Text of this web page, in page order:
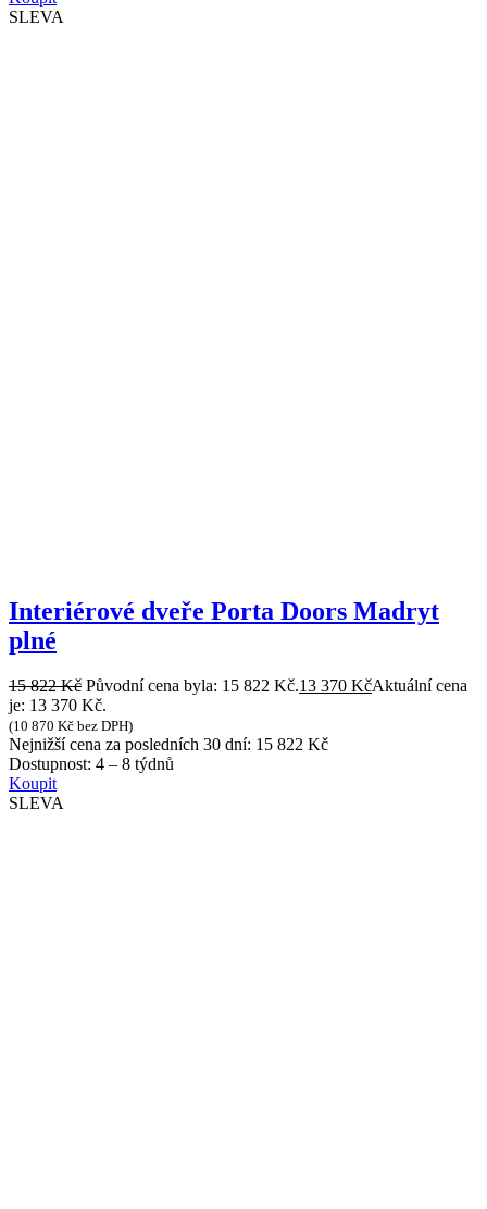
SLEVA
Interiérové dveře Porta Doors Madryt
plné
15 822Kč Původní cena byla: 15 822 Kč.13 370 KčAktuální cena
je: 13 370 Kč.
(10 870 Kč bez DPH)
Nejnižší cena za posledních 30 dní: 15 822 Kč
Dostupnost: 4 – 8 týdnů
Koupit
SLEVA